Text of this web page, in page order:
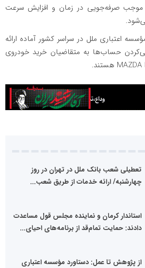
و موجب صرفه‌جویی در زمان و افزایش سرعت
اعتباری ملل در سراسر کشور آماده ارائه
حساب‌ها به متقاضیان خرید خودروی
تعطیلی شعب بانک ملل در تهران در روز
چهارشنبه/ ارائه خدمات از طریق شعب...
استاندار کرمان و نماینده مجلس قول مساعدت
دادند: حمایت تمام‌قد از برنامه‌های احیای...
از پژوهش تا عمل: دستاورد مؤسسه اعتباری